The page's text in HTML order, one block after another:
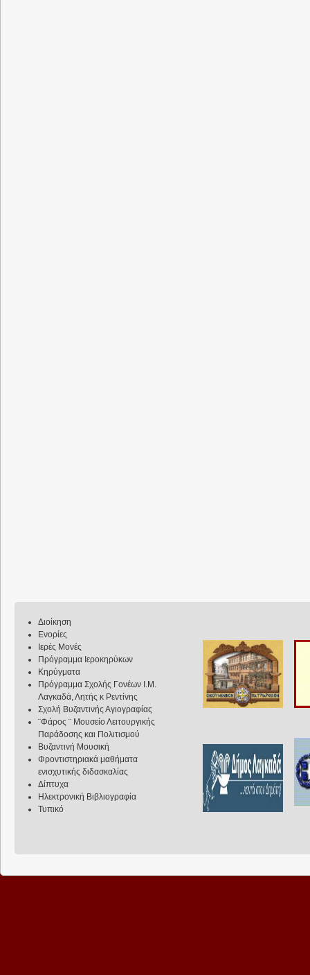
Διοίκηση
Ενορίες
Ιερές Μονές
Πρόγραμμα Ιεροκηρύκων
Κηρύγματα
Πρόγραμμα Σχολής Γονέων Ι.Μ.
Λαγκαδά, Λητής κ Ρεντίνης
Σχολή Βυζαντινής Αγιογραφίας
¨Φάρος ¨ Μουσείο Λειτουργικής
Παράδοσης και Πολιτισμού
Βυζαντινή Μουσική
Φροντιστηριακά μαθήματα
ενισχυτικής διδασκαλίας
Δίπτυχα
Ηλεκτρονική Βιβλιογραφία
Τυπικό